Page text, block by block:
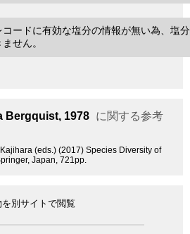
コードに有効な塩分の情報が無い為、塩
せん。
Bergquist, 1978 に関する参考
(eds.) (2017) Species Diversity of
Japan, 721pp.
を別サイトで閲覧